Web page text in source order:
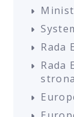
Rada
Rada